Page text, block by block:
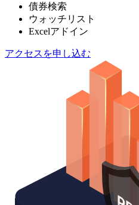
債券検索
ウォッチリスト
Excelアドイン
アクセスを申し込む